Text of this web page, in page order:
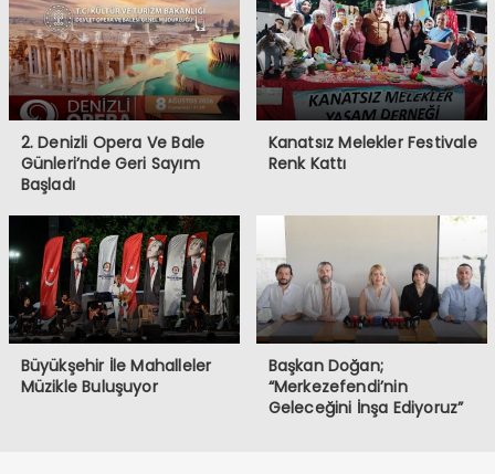
2. Denizli Opera Ve Bale
Günleri’nde Geri Sayım
Başladı
Kanatsız Melekler Festivale
Renk Kattı
Büyükşehir İle Mahalleler
Müzikle Buluşuyor
Başkan Doğan;
“Merkezefendi’nin
Geleceğini İnşa Ediyoruz”